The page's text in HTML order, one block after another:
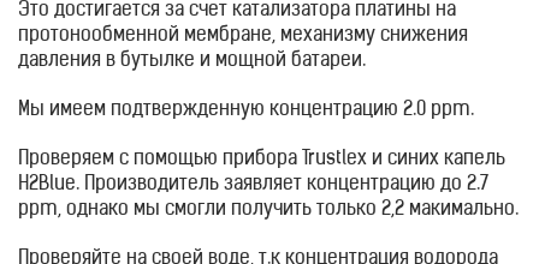
Это достигается за счет катализатора платины на
протонообменной мембране, механизму снижения
давления в бутылке и мощной батареи.
Мы имеем подтвержденную концентрацию 2.0 ppm.
Проверяем с помощью прибора Trustlex и синих капель
H2Blue. Производитель заявляет концентрацию до 2.7
ppm, однако мы смогли получить только 2,2 макимально.
Проверяйте на своей воде, т.к концентрация водорода